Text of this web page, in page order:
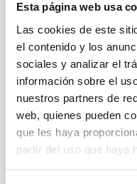
Esta página web usa
Las cookies de este
el contenido y los
sociales y analizar el
información sobre el
nuestros partners de
web, quienes pueden
que les haya
partir del uso que haya
LABORAL -PS-
Se convoca proceso
personal laboral fijo,
categoría
General, acogido a